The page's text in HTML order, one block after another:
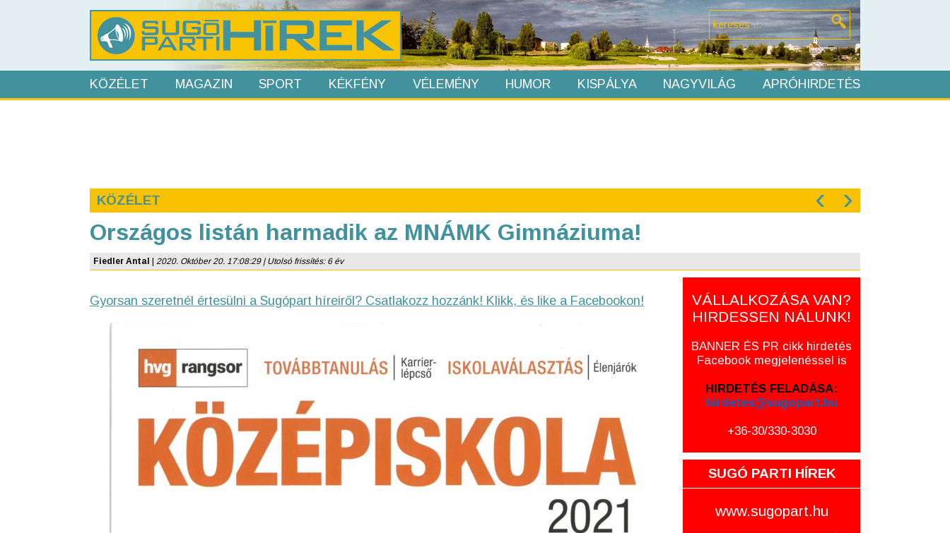
KÖZÉLET MAGAZIN SPORT KÉKFÉNY VÉLEMÉNY HUMOR KISPÁLYA NAGYVILÁG APRÓHIRDETÉS
KÖZÉLET ‹ ›
Országos listán harmadik az MNÁMK Gimnáziuma!
Fiedler Antal 2020. Október 20. 17:08:29 | Utolsó frissítés: 6 év
Gyorsan szeretnél értesülni a Sugópart híreiről? Csatlakozz hozzánk! Klikk, és like a Facebookon!
VÁLLALKOZÁSA VAN?
HIRDESSEN NÁLUNK!
BANNER ÉS PR cikk hirdetés
Facebook megjelenéssel is
HIRDETÉS FELADÁSA:
hirdetes@sugopart.hu
+36-30/330-3030
SUGÓ PARTI HÍREK
www.sugopart.hu